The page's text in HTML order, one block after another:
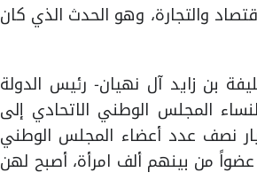
والتجارة، وهو الحدث الذي كان
بن زايد آل نهيان- رئيس الدولة
المجلس الوطني الاتحادي إلى
انتخابات لاختيار نصف عدد أعضاء المجلس الوطني
عضوا) عن طريق الهيئات الانتخابية التي تشكلت من (6595) عضواً من بينهم ألف امرأة، أصبح لهن